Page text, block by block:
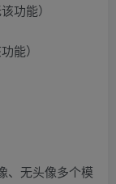
功能）
能）
、无头像多个模